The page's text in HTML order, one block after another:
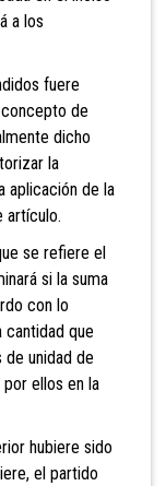
a los
fuere
de
dicho
la
aplicación de la
artículo.
se refiere el
si la suma
con lo
que
unidad de
ellos en la
hubiere sido
el partido